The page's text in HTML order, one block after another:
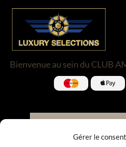
Gérer le
Bienvenue au sein du CLUB